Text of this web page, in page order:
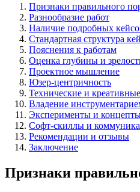
Признаки правильного
Разнообразие работ
Наличие подробных
Стандартная структура
Пояснения к работам
Оценка глубины и
Проектное мышление
Юзер-центричность
Технические и
Владение
Эксперименты и
Софт-скиллы и
Рекомендации и отзывы
Заключение
Признаки